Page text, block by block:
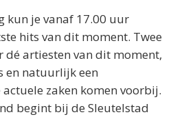
kun je vanaf 17.00 uur
hits van dit moment. Twee
dé artiesten van dit moment,
en natuurlijk een
zaken komen voorbij.
begint bij de Sleutelstad